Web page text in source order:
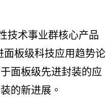
技术事业群核心产品
面板级科技应用趋势论
面板级先进封装的应
的新进展。